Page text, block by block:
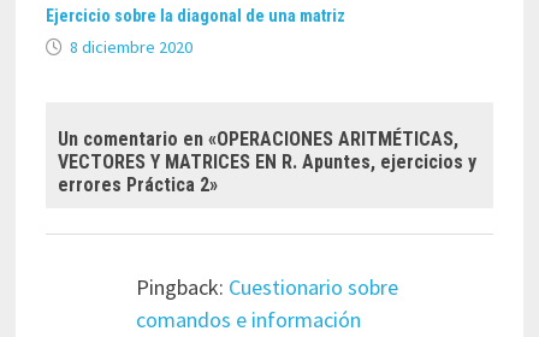
Ejercicio sobre la diagonal de una matriz
8 diciembre 2020
Un comentario en «OPERACIONES ARITMÉTICAS,
VECTORES Y MATRICES EN R. Apuntes, ejercicios y
errores Práctica 2»
Pingback: Cuestionario sobre
comandos e información